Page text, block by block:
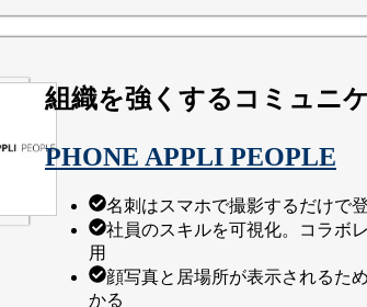
組織を強くするコミュニ
PHONE APPLI PEOPLE
名刺はスマホで撮影するだけで
社員のスキルを可視化。コラボ
用
顔写真と居場所が表示されるた
かる